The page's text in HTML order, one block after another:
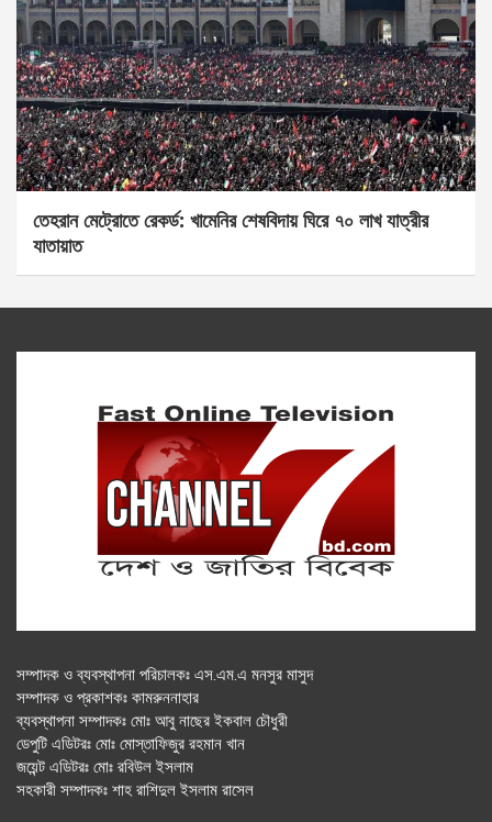
তেহরান মেট্রোতে রেকর্ড: খামেনির শেষবিদায় ঘিরে ৭০ লাখ যাত্রীর
যাতায়াত
সম্পাদক ও ব্যবস্থাপনা পরিচালকঃ এস.এম.এ মনসুর মাসুদ
সম্পাদক ও প্রকাশকঃ কামরুননাহার
ব্যবস্থাপনা সম্পাদকঃ মোঃ আবু নাছের ইকবাল চৌধুরী
ডেপুটি এডিটরঃ মোঃ মোস্তাফিজুর রহমান খান
জয়েন্ট এডিটরঃ মোঃ রবিউল ইসলাম
সহকারী সম্পাদকঃ শাহ রাশিদুল ইসলাম রাসেল